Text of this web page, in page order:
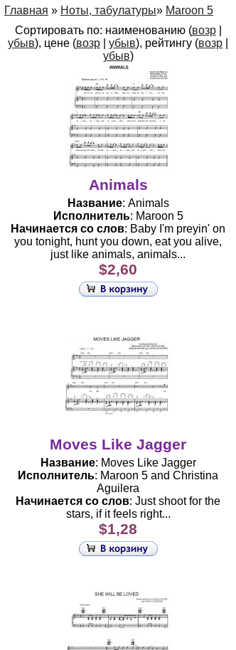
Главная » Ноты, табулатуры» Maroon 5
Сортировать по: наименованию (возр|
убыв), цене (возр убыв), рейтингу (возр
убыв)
Animals
Название: Animals
Исполнитель: Maroon 5
Начинается со слов: Baby I'm preyin' on
you tonight, hunt you down, eat you alive,
just like animals, animals...
$2,60
Moves Like Jagger
Название: Moves Like Jagger
Исполнитель: Maroon 5 and Christina
Aguilera
Начинается со слов: Just shoot for the
stars, if it feels right...
$1,28